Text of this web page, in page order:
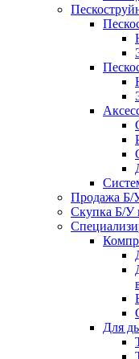
Продажа Б/
Скупка Б/У
Для